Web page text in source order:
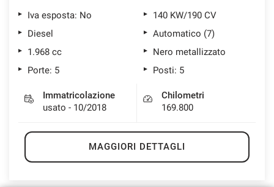
Iva esposta: No
140 KW/190 CV
Diesel
Automatico (7)
1.968 cc
Nero metallizzato
Porte: 5
Posti: 5
Immatricolazione
usato - 10/2018
Chilometri
169.800
MAGGIORI DETTAGLI